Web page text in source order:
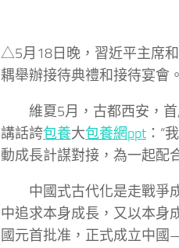
△5月18日晚，習近平主席
耦舉辦接待典禮和接待宴會。
維夏5月，古都西安，
講話誇包養大包養網ppt ：“
動成長計謀對接，為一起配
中國式古代化是走戰爭
中追求本身成長，又以本身
國元首批准，正式成立中國